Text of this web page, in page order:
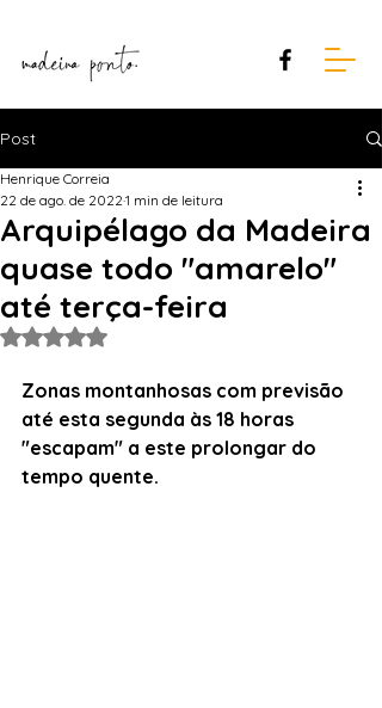
Post
Arquipélago da Madeira
quase todo "amarelo"
até terça-feira
Henrique Correia
22 de ago. de 2022 1 min de leitura
Avaliado com NaN de 5 estrelas.
Zonas montanhosas com previsão
até esta segunda às 18 horas
"escapam" a este prolongar do
tempo quente.